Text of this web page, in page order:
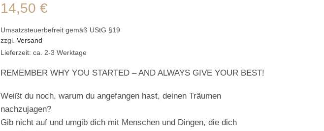
14,50 €
Umsatzsteuerbefreit gemäß UStG §19
zzgl. Versand
Lieferzeit: ca. 2-3 Werktage
REMEMBER WHY YOU STARTED – AND ALWAYS GIVE YOUR BEST!
Weißt du noch, warum du angefangen hast, deinen Träumen
nachzujagen?
Gib nicht auf und umgib dich mit Menschen und Dingen, die dich